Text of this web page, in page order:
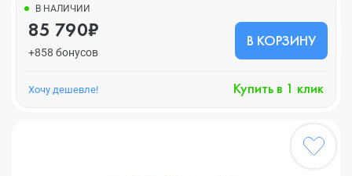
В НАЛИЧИИ
85 790₽
+858 бонусов
В КОРЗИНУ
Хочу дешевле! Купить в 1 клик